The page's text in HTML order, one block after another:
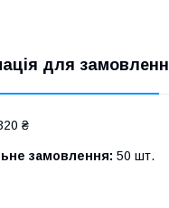
для
₴
замовлення: 50 шт.